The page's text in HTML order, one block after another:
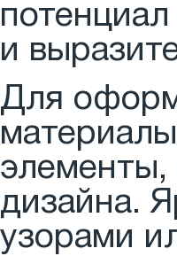
и
Для
элементы,
дизайна.
узорами